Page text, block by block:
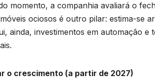
momento, a companhia avaliará o
ociosos é outro pilar: estima-se
ainda, investimentos em automação
o crescimento (a partir de 2027)